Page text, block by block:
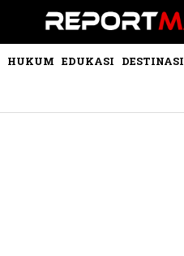
HUKUM EDUKASI DESTINASI